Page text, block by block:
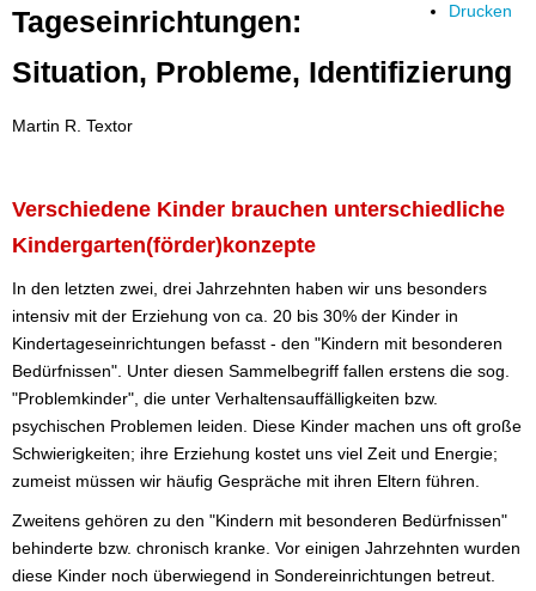
Drucken
Tageseinrichtungen:
Situation, Probleme, Identifizierung
Martin R. Textor
Verschiedene Kinder brauchen unterschiedliche
Kindergarten(förder)konzepte
In den letzten zwei, drei Jahrzehnten haben wir uns besonders
intensiv mit der Erziehung von ca. 20 bis 30% der Kinder in
Kindertageseinrichtungen befasst - den "Kindern mit besonderen
Bedürfnissen". Unter diesen Sammelbegriff fallen erstens die sog.
"Problemkinder", die unter Verhaltensauffälligkeiten bzw.
psychischen Problemen leiden. Diese Kinder machen uns oft große
Schwierigkeiten; ihre Erziehung kostet uns viel Zeit und Energie;
zumeist müssen wir häufig Gespräche mit ihren Eltern führen.
Zweitens gehören zu den "Kindern mit besonderen Bedürfnissen"
behinderte bzw. chronisch kranke. Vor einigen Jahrzehnten wurden
diese Kinder noch überwiegend in Sondereinrichtungen betreut.